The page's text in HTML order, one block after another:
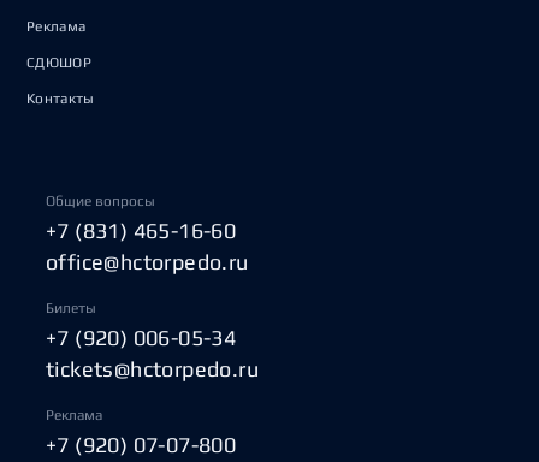
Реклама
СДЮШОР
Контакты
Общие вопросы
+7 (831) 465-16-60
office@hctorpedo.ru
Билеты
+7 (920) 006-05-34
tickets@hctorpedo.ru
Реклама
+7 (920) 07-07-800